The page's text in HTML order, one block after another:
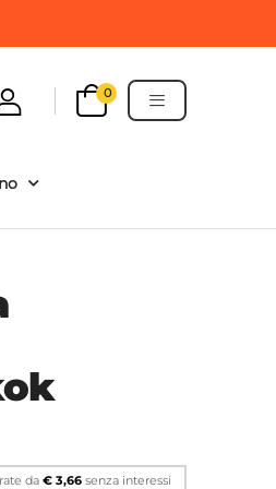
BUTTON
0
da€ 3,66 senza interessi